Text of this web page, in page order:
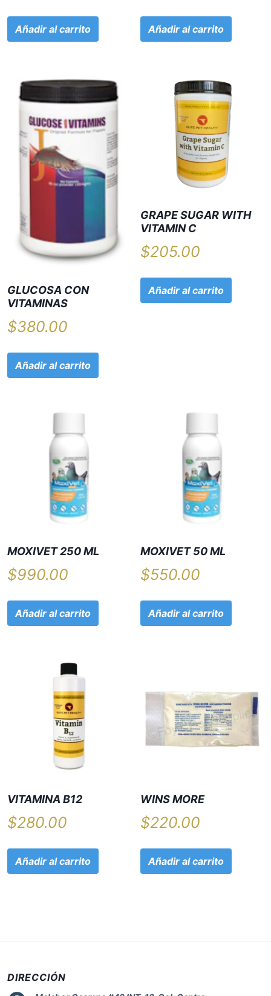
Añadir al carrito Añadir al carrito
GLUCOSA CON
VITAMINAS
$380.00
Añadir al carrito
GRAPE SUGAR WITH
VITAMIN C
$205.00
Añadir al carrito
MOXIVET 250 ML
$990.00
Añadir al carrito
MOXIVET 50 ML
$550.00
Añadir al carrito
VITAMINA B12
$280.00
Añadir al carrito
WINS MORE
$220.00
Añadir al carrito
DIRECCIÓN